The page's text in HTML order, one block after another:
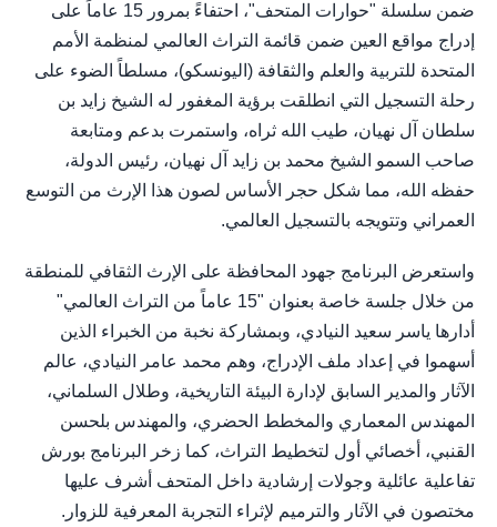
ضمن سلسلة "حوارات المتحف"، احتفاءً بمرور 15 عاماً على
إدراج مواقع العين ضمن قائمة التراث العالمي لمنظمة الأمم
المتحدة للتربية والعلم والثقافة (اليونسكو)، مسلطاً الضوء على
رحلة التسجيل التي انطلقت برؤية المغفور له الشيخ زايد بن
سلطان آل نهيان، طيب الله ثراه، واستمرت بدعم ومتابعة
صاحب السمو الشيخ محمد بن زايد آل نهيان، رئيس الدولة،
حفظه الله، مما شكل حجر الأساس لصون هذا الإرث من التوسع
العمراني وتتويجه بالتسجيل العالمي.
واستعرض البرنامج جهود المحافظة على الإرث الثقافي للمنطقة
من خلال جلسة خاصة بعنوان "15 عاماً من التراث العالمي"
أدارها ياسر سعيد النيادي، وبمشاركة نخبة من الخبراء الذين
أسهموا في إعداد ملف الإدراج، وهم محمد عامر النيادي، عالم
الآثار والمدير السابق لإدارة البيئة التاريخية، وطلال السلماني،
المهندس المعماري والمخطط الحضري، والمهندس بلحسن
القنبي، أخصائي أول لتخطيط التراث، كما زخر البرنامج بورش
تفاعلية عائلية وجولات إرشادية داخل المتحف أشرف عليها
مختصون في الآثار والترميم لإثراء التجربة المعرفية للزوار.